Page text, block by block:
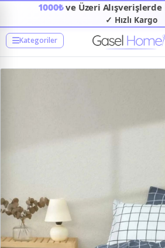
1000₺ve Üzeri Alışverişlerde
✓ Hızlı Kargo
Kategoriler